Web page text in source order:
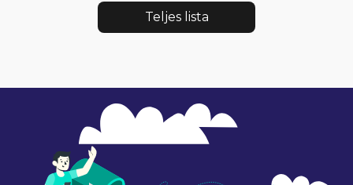
Teljes lista